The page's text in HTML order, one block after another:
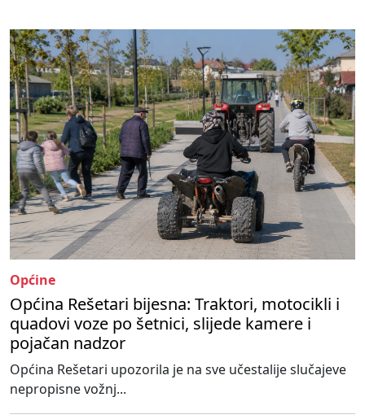
Općine
Općina Rešetari bijesna: Traktori, motocikli i
quadovi voze po šetnici, slijede kamere i
pojačan nadzor
Općina Rešetari upozorila je na sve učestalije slučajeve
nepropisne vožnj...